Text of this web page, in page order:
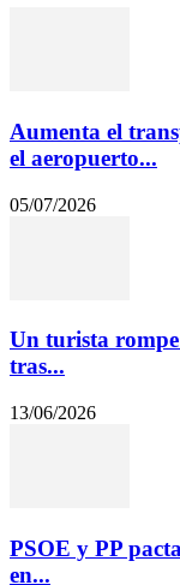
Aumenta el
el aeropuerto...
05/07/2026
Un turista
tras...
13/06/2026
PSOE y PP
en...